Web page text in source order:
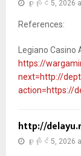
ဇူလိုင် 5, 2026
References:
Legiano
https://
next=http://
action=https://
http://
ဇူလိုင် 5, 2026